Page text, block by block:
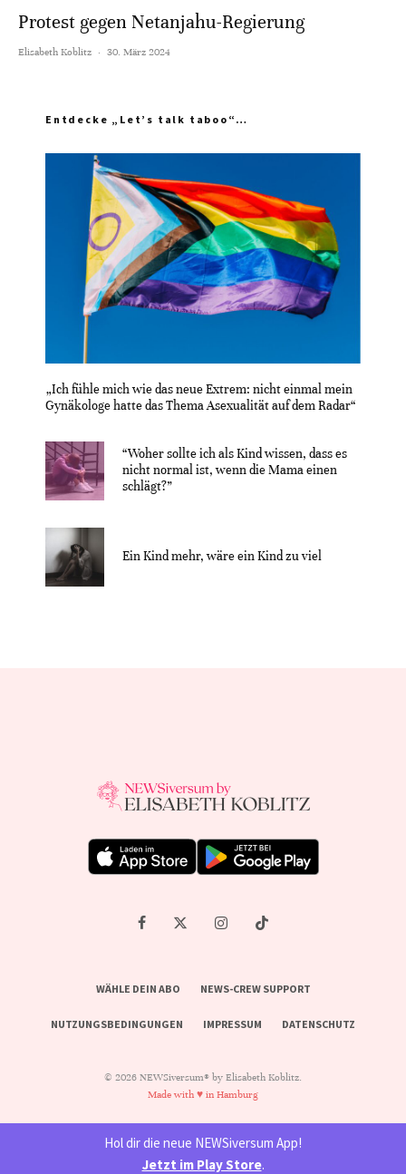
Protest gegen Netanjahu-Regierung
Elisabeth Koblitz · 30. März 2024
Entdecke „Let’s talk taboo“…
„Ich fühle mich wie das neue Extrem: nicht einmal mein
Gynäkologe hatte das Thema Asexualität auf dem Radar“
“Woher sollte ich als Kind wissen, dass es
nicht normal ist, wenn die Mama einen
schlägt?”
Ein Kind mehr, wäre ein Kind zu viel
WÄHLE DEIN ABO NEWS-CREW SUPPORT
NUTZUNGSBEDINGUNGEN IMPRESSUM DATENSCHUTZ
© 2026 NEWSiversum® by Elisabeth Koblitz.
Made with ♥ in Hamburg
Hol dir die neue NEWSiversum App!
Jetzt im Play Store.